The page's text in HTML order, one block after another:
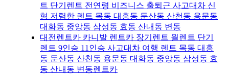
트 단기렌트 전연령 비즈니스 출퇴근 사고대차 신
형 저렴한 렌트 목동 대흥동 둔산동 산천동 용문동
대화동 중앙동 삼성동 효동 산내동 변동
대전렌트카 카니발 렌트카 장기렌트 월렌트 단기
렌트 9인승 11인승 사고대차 여행 렌트 목동 대흥
동 둔산동 산천동 용문동 대화동 중앙동 삼성동 효
동 산내동 변동렌트카